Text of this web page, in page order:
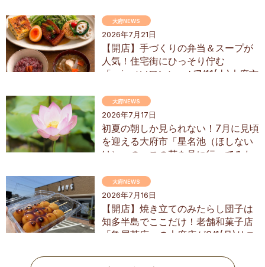
2026年7月21日
【開店】手づくりの弁当＆スープが
人気！住宅街にひっそり佇む
「soin（ソワン）」が7/11(土)大府市
大府NEWS
2026年7月17日
初夏の朝しか見られない！7月に見頃
を迎える大府市「星名池（ほしない
け）」のハスの花を見に行ってみた
大府NEWS
2026年7月16日
【開店】焼き立てのみたらし団子は
知多半島でここだけ！老舗和菓子店
「亀屋芳広」の大府店が6/1(月)リニ
大府NEWS